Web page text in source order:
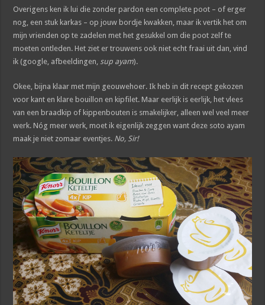
Overigens ken ik lui die zonder pardon een complete poot – of erger
nog, een stuk karkas – op jouw bordje kwakken, maar ik vertik het om
mijn vrienden op te zadelen met het gesukkel om die poot zelf te
moeten ontleden. Het ziet er trouwens ook niet echt fraai uit dan, vind
ik (google, afbeeldingen, sup ayam).
Okee, bijna klaar met mijn geouwehoer. Ik heb in dit recept gekozen
voor kant en klare bouillon en kipfilet. Maar eerlijk is eerlijk, het vlees
van een braadkip of kippenbouten is smakelijker, alleen wel veel meer
werk. Nóg meer werk, moet ik eigenlijk zeggen want deze soto ayam
maak je niet zomaar eventjes. No, Sir!